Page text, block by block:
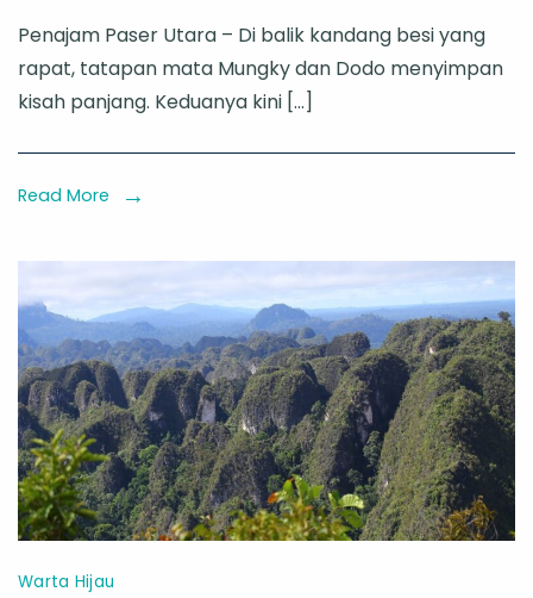
Orang
ke
Lintasi
Ribuan
Kilometer
Penajam Paser Utara – Di balik kandang besi yang
rapat, tatapan mata Mungky dan Dodo menyimpan
kisah panjang. Keduanya kini […]
Read More
Warta Hijau